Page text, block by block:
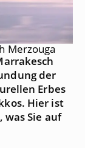
Merzouga
der
Erbes
Hier ist
Sie auf